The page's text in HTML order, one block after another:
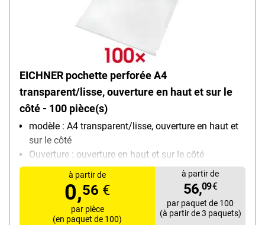
EICHNER pochette perforée A4
transparent/lisse, ouverture en haut et sur le
côté - 100 pièce(s)
modèle : A4 transparent/lisse, ouverture en haut et
sur le côté
Ouverture : ouverture en haut et sur le côté
Équipement : encoche
Matière : polypropylène, 0,18 mm
Contenu par paquet : 100 pièce(s)
à partir de
0,56 €
par pièce
(en paquet de 100)
à partir de
56,09€
par paquet de 100
(à partir de 3 paquets)